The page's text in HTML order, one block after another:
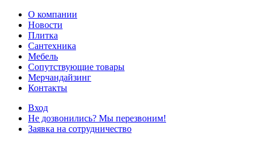
О компании
Новости
Плитка
Сантехника
Мебель
Сопутствующие товары
Мерчандайзинг
Контакты
Вход
Не дозвонились? Мы перезвоним!
Заявка на сотрудничество